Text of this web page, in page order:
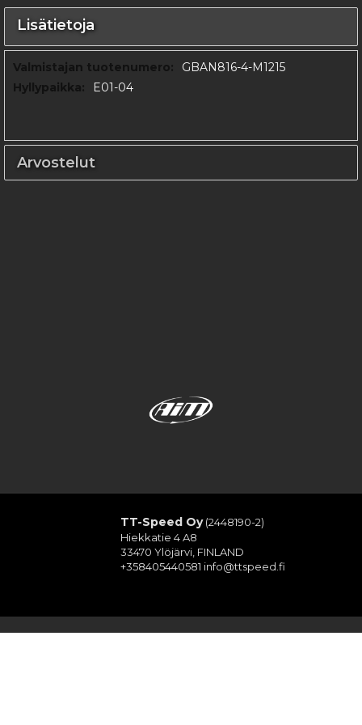
Lisätietoja
Lisätietoja
GBAN816-4-M1215
E01-04
Arvostelut
TT-Speed Oy(2448190-2)
Hiekkatie 4 A8
33470 Ylöjärvi, FINLAND
+358405440581 info@ttspeed.fi